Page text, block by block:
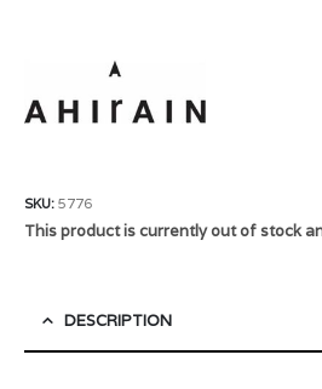
SKU: 5776
This product is currently out of stock
DESCRIPTION